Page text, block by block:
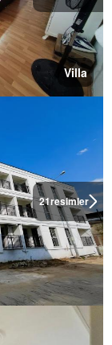
Villa
21resimler